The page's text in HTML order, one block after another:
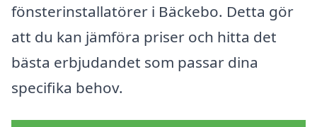
fönsterinstallatörer i Bäckebo. Detta gör
att du kan jämföra priser och hitta det
bästa erbjudandet som passar dina
specifika behov.